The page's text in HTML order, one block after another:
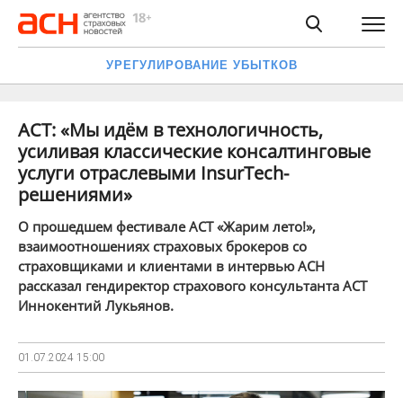
УРЕГУЛИРОВАНИЕ УБЫТКОВ
АСТ: «Мы идём в технологичность,
усиливая классические консалтинговые
услуги отраслевыми InsurTech-
решениями»
О прошедшем фестивале АСТ «Жарим лето!»,
взаимоотношениях страховых брокеров со
страховщиками и клиентами в интервью АСН
рассказал гендиректор страхового консультанта АСТ
Иннокентий Лукьянов.
01.07.2024 15:00